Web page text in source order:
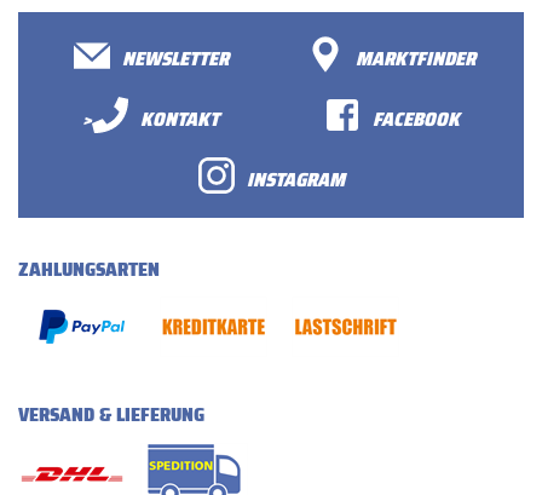
NEWSLETTER
MARKTFINDER
>
KONTAKT
FACEBOOK
INSTAGRAM
ZAHLUNGSARTEN
VERSAND & LIEFERUNG